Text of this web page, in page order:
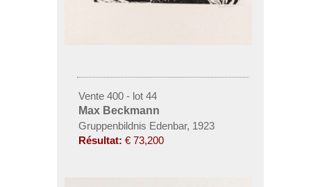
Vente 400 - lot 44
Max Beckmann
Gruppenbildnis Edenbar, 1923
Résultat: € 73,200